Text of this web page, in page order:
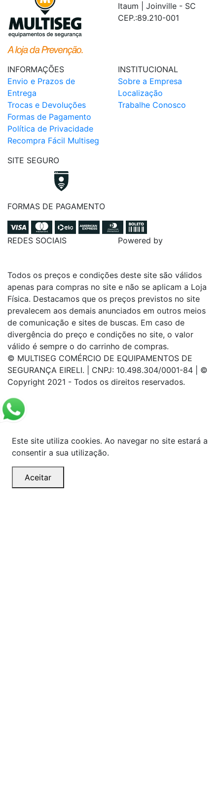
Itaum | Joinville - SC
CEP.:89.210-001
INFORMAÇÕES
Envio e Prazos de
Entrega
Trocas e Devoluções
Formas de Pagamento
Política de Privacidade
Recompra Fácil Multiseg
INSTITUCIONAL
Sobre a Empresa
Localização
Trabalhe Conosco
SITE SEGURO
FORMAS DE PAGAMENTO
REDES SOCIAIS Powered by
Todos os preços e condições deste site são válidos
apenas para compras no site e não se aplicam a Loja
Física. Destacamos que os preços previstos no site
prevalecem aos demais anunciados em outros meios
de comunicação e sites de buscas. Em caso de
divergência do preço e condições no site, o valor
válido é sempre o do carrinho de compras.
© MULTISEG COMÉRCIO DE EQUIPAMENTOS DE
SEGURANÇA EIRELI. | CNPJ: 10.498.304/0001-84 | ©
Copyright 2021 - Todos os direitos reservados.
Este site utiliza cookies. Ao navegar no site estará a
consentir a sua utilização.
Aceitar